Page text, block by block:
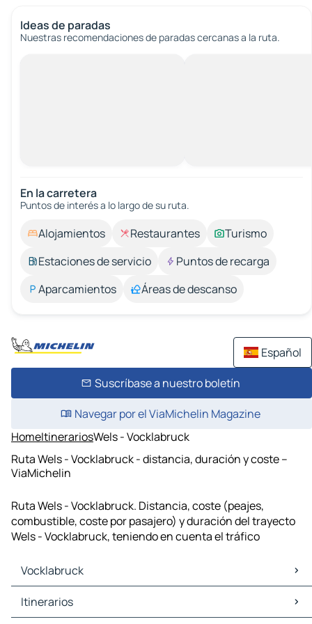
Ideas de paradas
Nuestras recomendaciones de paradas cercanas a la ruta.
En la carretera
Puntos de interés a lo largo de su ruta.
Alojamientos Restaurantes
Turismo
Estaciones de servicio
Puntos de recarga
Aparcamientos
Áreas de descanso
Español
Suscríbase a nuestro boletín
Navegar por el ViaMichelin Magazine
HomeItinerariosWels - Vocklabruck
Ruta Wels - Vocklabruck - distancia, duración y coste –
ViaMichelin
Ruta Wels - Vocklabruck. Distancia, coste (peajes,
combustible, coste por pasajero) y duración del trayecto
Wels - Vocklabruck, teniendo en cuenta el tráfico
Vocklabruck
Vocklabruck Mapas Planos
Vocklabruck Trafico
Itinerarios